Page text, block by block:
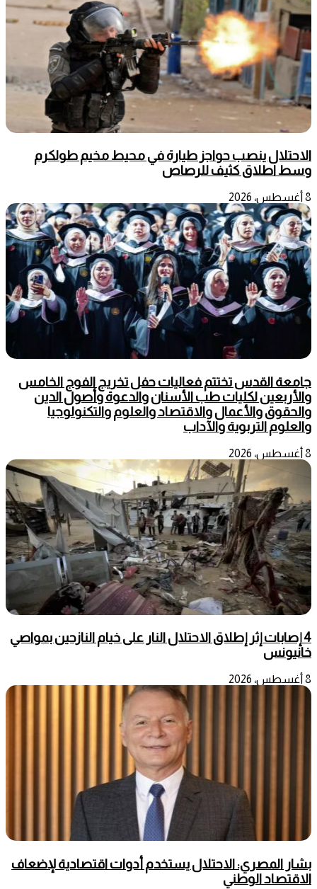
الاحتلال ينصب حواجز طيارة في محيط مخيم طولكرم
وسط اطلاق كثيف للرصاص
8 أغسطس، 2026
جامعة القدس تختتم فعاليات حفل تخريج الفوج الخامس
والأربعين لكليات طب الأسنان والدعوة وأصول الدين
والحقوق والأعمال والاقتصاد والعلوم والتكنولوجيا
والعلوم التربوية والآداب
8 أغسطس، 2026
4 إصابات إثر إطلاق الاحتلال النار على خيام النازحين بمواصي
خانيونس
8 أغسطس، 2026
بشار المصري: الاحتلال يستخدم أدوات اقتصادية لإضعاف
الاقتصاد الوطني